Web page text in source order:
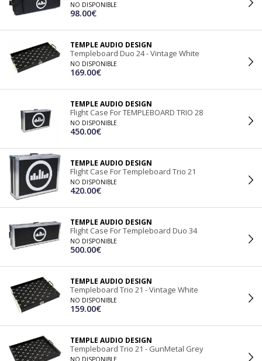
NO DISPONIBLE
98.00€
TEMPLE AUDIO DESIGN
Templeboard Duo 24 - Vintage White
NO DISPONIBLE
169.00€
TEMPLE AUDIO DESIGN
Flight Case For TEMPLEBOARD TRIO 28
NO DISPONIBLE
450.00€
TEMPLE AUDIO DESIGN
Flight Case For Templeboard Trio 21
NO DISPONIBLE
420.00€
TEMPLE AUDIO DESIGN
Flight Case For Templeboard Duo 34
NO DISPONIBLE
500.00€
TEMPLE AUDIO DESIGN
Templeboard Trio 21 - Vintage White
NO DISPONIBLE
159.00€
TEMPLE AUDIO DESIGN
Templeboard Trio 21 - GunMetal Grey
NO DISPONIBLE